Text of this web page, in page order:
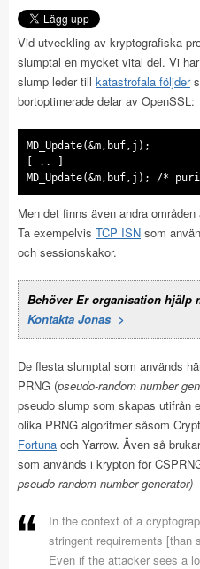
Vid utveckling av kryptografiska
slumptal en mycket vital del. Vi
slump leder till katastrofala följder
bortoptimerade delar av OpenSSL:
MD_Update(&m,buf,j);
[ .. ]
MD_Update(&m,buf,j); /*
Men det finns även andra
Ta exempelvis TCP ISN som
och sessionskakor.
Behöver Er organisation hjälp
Kontakta Jonas >
De flesta slumptal som används
PRNG (pseudo-random number
pseudo slump som skapas utifrån
olika PRNG algoritmer såsom
Fortuna och Yarrow. Även så
som används i krypton för
pseudo-random number generator)
In the context of a
stringent requirements [than
Even if the attacker sees a